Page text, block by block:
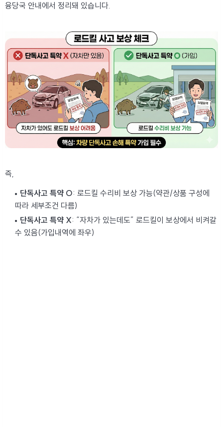
융당국 안내에서 정리돼 있습니다.
즉,
단독사고 특약 O: 로드킬 수리비 보상 가능(약관/상품 구성에
따라 세부조건 다름)
단독사고 특약 X: “자차가 있는데도” 로드킬이 보상에서 비켜갈
수 있음(가입내역에 좌우)